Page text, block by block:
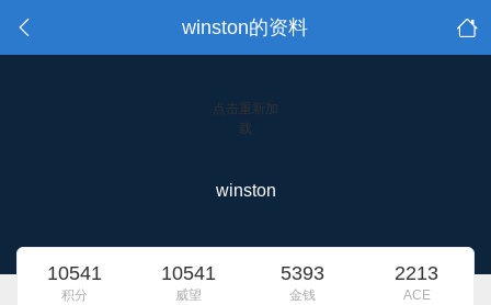
winston的资料
点击重新加
载
winston
10541
积分
10541
威望
5393
金钱
2213
ACE